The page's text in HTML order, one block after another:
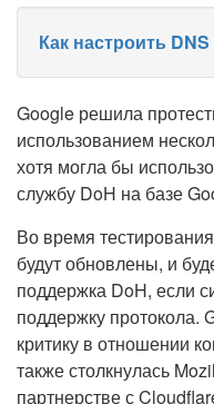
Как настроить
Google решила
использованием
хотя могла бы
службу DoH на базе
Во время
будут обновлены, и
поддержка DoH, если
поддержку протокола.
критику в отношении
также столкнулась
партнерстве с